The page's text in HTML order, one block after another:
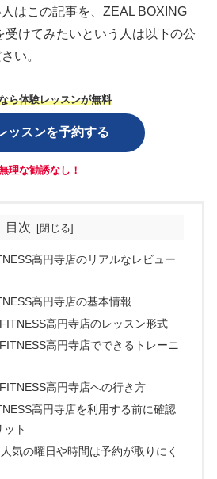
はこの記事を、ZEAL BOXING
受けてみたいという人は以下の公
い。
ら体験レッスンが無料
ッスンを予約する
理な勧誘なし！
目次
高円寺店のリアルなレビュー
高円寺店の基本情報
高円寺店のレッスン形式
高円寺店でできるトレーニ
高円寺店への行き方
高円寺店を利用する前に確認
ット
気の曜日や時間は予約が取りにく